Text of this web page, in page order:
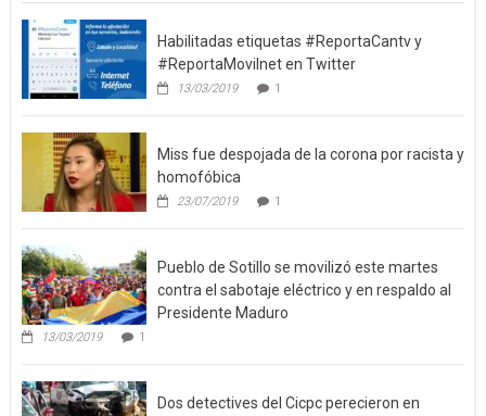
Habilitadas etiquetas #ReportaCantv y
#ReportaMovilnet en Twitter
13/03/2019 1
Miss fue despojada de la corona por racista y
homofóbica
23/07/2019 1
Pueblo de Sotillo se movilizó este martes
contra el sabotaje eléctrico y en respaldo al
Presidente Maduro
13/03/2019 1
Dos detectives del Cicpc perecieron en